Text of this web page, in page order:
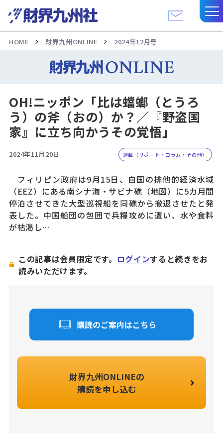
HOME 財界九州ONLINE 2024年12月号
OH!ニッポン「比は蟷螂（とうろ
う）の斧（おの）か？／『野盗国
家』に立ち向かうその覚悟」
2024年11月20日 連載（リポート・コラム・その他）
フィリピン政府は9月15日、自国の排他的経済水域
（EEZ）にある南シナ海・サビナ礁（地図）に5カ月間
停泊させてきた大型巡視船を同礁から撤退させたと発
表した。中国船団の包囲で兵糧攻めに遭い、水や食料
が枯渇し…
この記事は会員限定です。 ログインすると続きをお
読みいただけます。
購読のご案内はこちら
財界九州ONLINEの
購読を申し込む